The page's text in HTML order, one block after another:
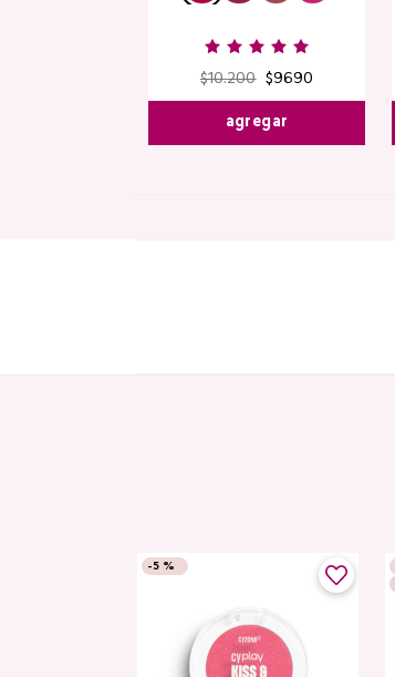
$10.200 $9690
agregar
-5 %